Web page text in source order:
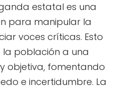
estatal es una
para manipular la
voces críticas. Esto
la población a una
objetiva, fomentando
e incertidumbre. La